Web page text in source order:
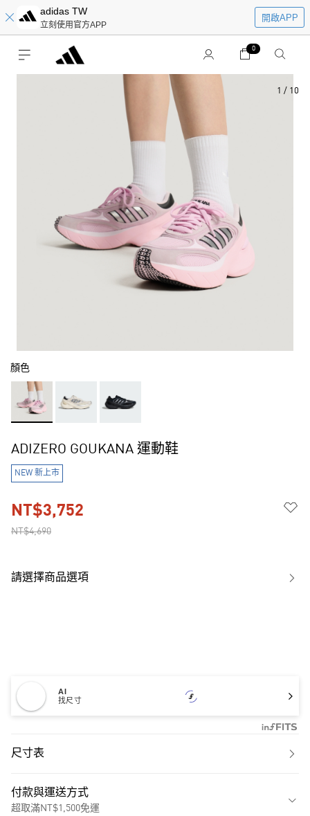
adidas TW
立刻使用官方APP
開啟APP
0
1 / 10
顏色
ADIZERO GOUKANA 運動鞋
NEW 新上市
NT$4,690
NT$3,752
請選擇商品選項
AI
找尺寸
尺寸表
付款與運送方式
超取滿NT$1,500免運